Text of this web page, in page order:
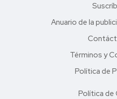
Anuario de la
Términos y
Política de
Política de